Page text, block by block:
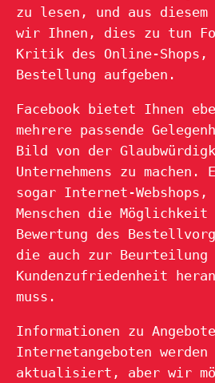
zu lesen, und aus diesem
wir Ihnen, dies zu tun
Kritik des Online-
Bestellung aufgeben.
Facebook bietet Ihnen
mehrere passende
Bild von der
Unternehmens zu
sogar Internet-Webshops,
Menschen die
Bewertung des
die auch zur Beurteilung
Kundenzufriedenheit
muss.
Informationen zu
Internetangeboten
aktualisiert, aber wir